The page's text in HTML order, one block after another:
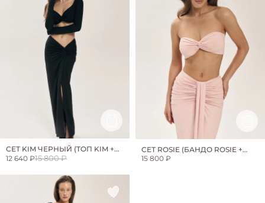
СЕТ KIM ЧЕРНЫЙ (ТОП KIM +
ЮБКА KIM)
12 640 ₽15 800 ₽
СЕТ ROSIE (БАНДО ROSIE +
ЮБКА ROSIE)
15 800 ₽